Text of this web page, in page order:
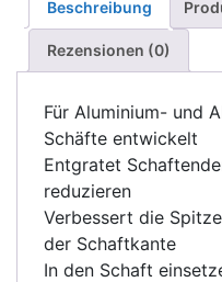
Beschreibung
Rezensionen (0)
Für Aluminium- und
Schäfte entwickelt
Entgratet
reduzieren
Verbessert die
der Schaftkante
In den Schaft